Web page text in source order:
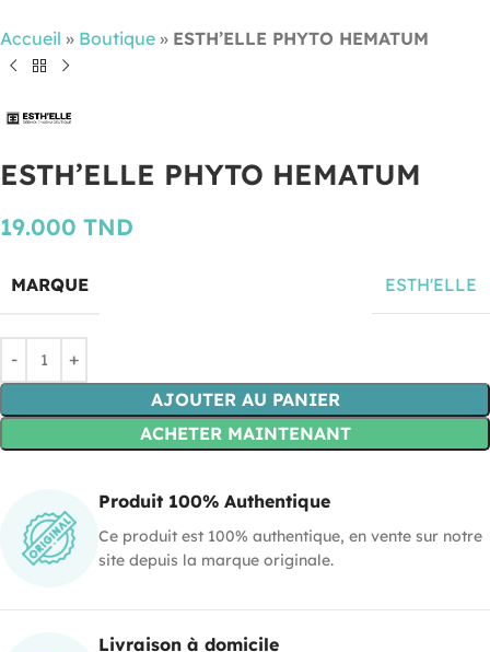
Accueil » Boutique » ESTH’ELLE PHYTO HEMATUM
ESTH’ELLE PHYTO HEMATUM
19.000 TND
MARQUE ESTH'ELLE
AJOUTER AU PANIER
ACHETER MAINTENANT
Produit 100% Authentique
Ce produit est 100% authentique, en vente sur notre
site depuis la marque originale.
Livraison à domicile